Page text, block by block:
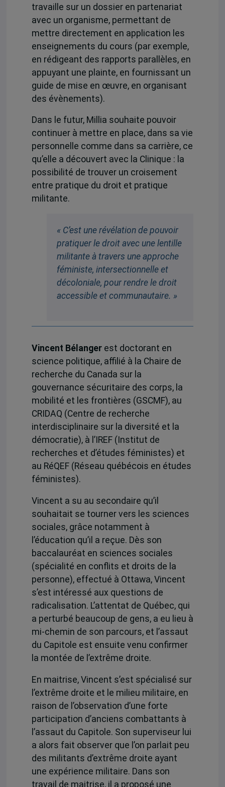
travaille sur un dossier en partenariat
avec un organisme, permettant de
mettre directement en application les
enseignements du cours (par exemple,
en rédigeant des rapports parallèles, en
appuyant une plainte, en fournissant un
guide de mise en œuvre, en organisant
des évènements).
Dans le futur, Millia souhaite pouvoir
continuer à mettre en place, dans sa vie
personnelle comme dans sa carrière, ce
qu’elle a découvert avec la Clinique : la
possibilité de trouver un croisement
entre pratique du droit et pratique
militante.
« C’est une révélation de pouvoir
pratiquer le droit avec une lentille
militante à travers une approche
féministe, intersectionnelle et
décoloniale, pour rendre le droit
accessible et communautaire. »
Vincent Bélangerest doctorant en
science politique, affilié à la Chaire de
recherche du Canada sur la
gouvernance sécuritaire des corps, la
mobilité et les frontières (GSCMF), au
CRIDAQ (Centre de recherche
interdisciplinaire sur la diversité et la
démocratie), à l’IREF (Institut de
recherches et d’études féministes) et
au RéQEF (Réseau québécois en études
féministes).
Vincent a su au secondaire qu’il
souhaitait se tourner vers les sciences
sociales, grâce notamment à
l’éducation qu’il a reçue. Dès son
baccalauréat en sciences sociales
(spécialité en conflits et droits de la
personne), effectué à Ottawa, Vincent
s’est intéressé aux questions de
radicalisation. L’attentat de Québec, qui
a perturbé beaucoup de gens, a eu lieu à
mi-chemin de son parcours, et l’assaut
du Capitole est ensuite venu confirmer
la montée de l’extrême droite.
En maitrise, Vincent s’est spécialisé sur
l’extrême droite et le milieu militaire, en
raison de l’observation d’une forte
participation d’anciens combattants à
l’assaut du Capitole. Son superviseur lui
a alors fait observer que l’on parlait peu
des militants d’extrême droite ayant
une expérience militaire. Dans son
travail de maitrise, il a proposé une